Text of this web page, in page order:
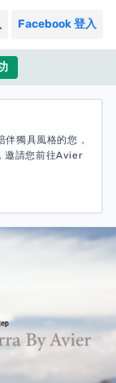
Facebook 登入
獨具風格的您，
邀請您前往Avier